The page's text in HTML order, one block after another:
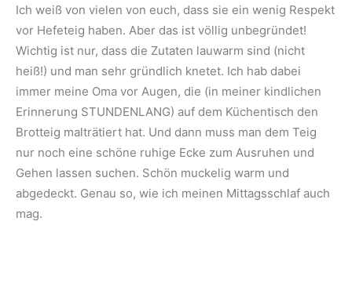
Ich weiß von vielen von euch, dass sie ein wenig Respekt
vor Hefeteig haben. Aber das ist völlig unbegründet!
Wichtig ist nur, dass die Zutaten lauwarm sind (nicht
heiß!) und man sehr gründlich knetet. Ich hab dabei
immer meine Oma vor Augen, die (in meiner kindlichen
Erinnerung STUNDENLANG) auf dem Küchentisch den
Brotteig malträtiert hat. Und dann muss man dem Teig
nur noch eine schöne ruhige Ecke zum Ausruhen und
Gehen lassen suchen. Schön muckelig warm und
abgedeckt. Genau so, wie ich meinen Mittagsschlaf auch
mag.